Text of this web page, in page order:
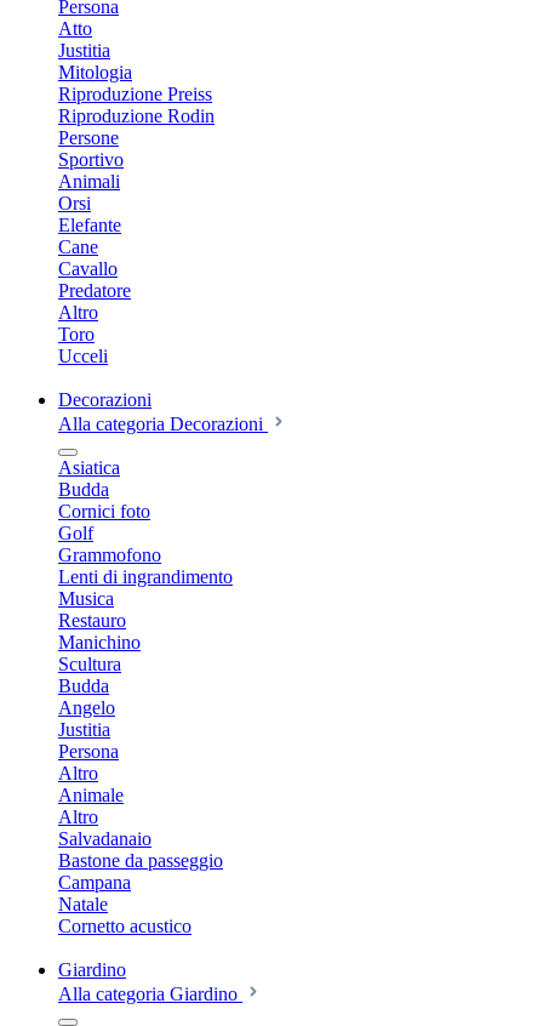
Persona
Atto
Justitia
Mitologia
Riproduzione Preiss
Riproduzione Rodin
Persone
Sportivo
Animali
Orsi
Elefante
Cane
Cavallo
Predatore
Altro
Toro
Ucceli
Decorazioni
Alla categoria Decorazioni
Asiatica
Budda
Cornici foto
Golf
Grammofono
Lenti di ingrandimento
Musica
Restauro
Manichino
Scultura
Budda
Angelo
Justitia
Persona
Altro
Animale
Altro
Salvadanaio
Bastone da passeggio
Campana
Natale
Cornetto acustico
Giardino
Alla categoria Giardino